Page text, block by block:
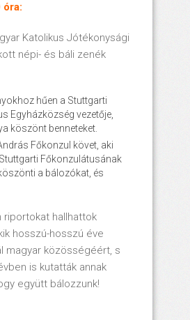
óra:
Katolikus Jótékonysági
népi- és báli zenék
hűen a Stuttgarti
Egyházközség vezetője,
köszönt benneteket.
Főkonzul követ, aki
Főkonzulátusának
a bálozókat, és
riportokat hallhattok
hosszú-hosszú éve
magyar közösségéért, s
is kutatták annak
együtt bálozzunk!